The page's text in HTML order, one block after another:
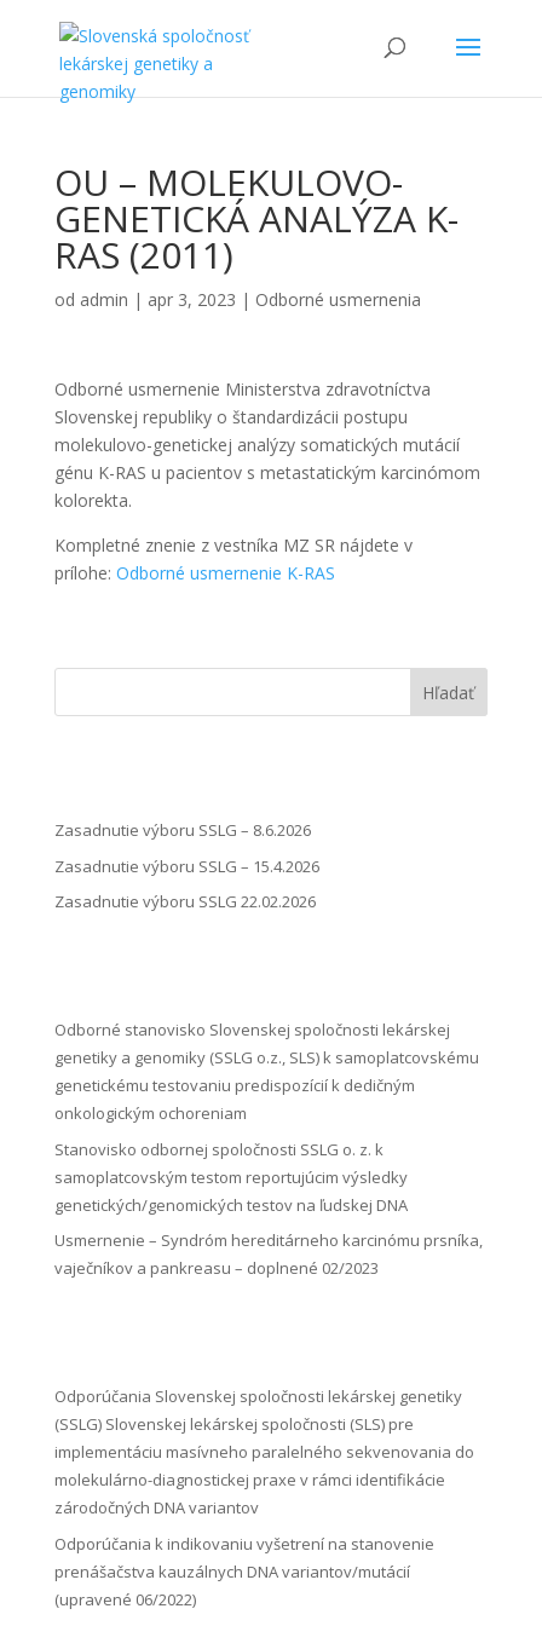
OU – MOLEKULOVO-
GENETICKÁ ANALÝZA K-
RAS (2011)
od admin | apr 3, 2023 | Odborné usmernenia
Odborné usmernenie Ministerstva zdravotníctva
Slovenskej republiky o štandardizácii postupu
molekulovo-genetickej analýzy somatických mutácií
génu K-RAS u pacientov s metastatickým karcinómom
kolorekta.
Kompletné znenie z vestníka MZ SR nájdete v
prílohe: Odborné usmernenie K-RAS
Hľadať
Zasadnutie výboru SSLG – 8.6.2026
Zasadnutie výboru SSLG – 15.4.2026
Zasadnutie výboru SSLG 22.02.2026
Odborné stanovisko Slovenskej spoločnosti lekárskej
genetiky a genomiky (SSLG o.z., SLS) k samoplatcovskému
genetickému testovaniu predispozícií k dedičným
onkologickým ochoreniam
Stanovisko odbornej spoločnosti SSLG o. z. k
samoplatcovským testom reportujúcim výsledky
genetických/genomických testov na ľudskej DNA
Usmernenie – Syndróm hereditárneho karcinómu prsníka,
vaječníkov a pankreasu – doplnené 02/2023
Odporúčania Slovenskej spoločnosti lekárskej genetiky
(SSLG) Slovenskej lekárskej spoločnosti (SLS) pre
implementáciu masívneho paralelného sekvenovania do
molekulárno-diagnostickej praxe v rámci identifikácie
zárodočných DNA variantov
Odporúčania k indikovaniu vyšetrení na stanovenie
prenášačstva kauzálnych DNA variantov/mutácií
(upravené 06/2022)